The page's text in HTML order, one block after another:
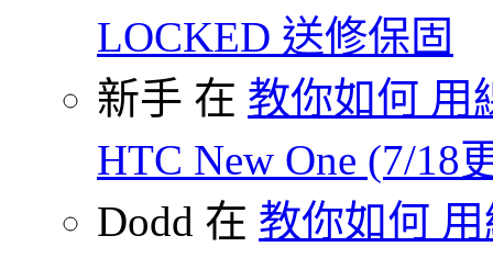
LOCKED 送修保固
新手 在 教你如何 用
HTC New One (7/18
Dodd 在 教你如何